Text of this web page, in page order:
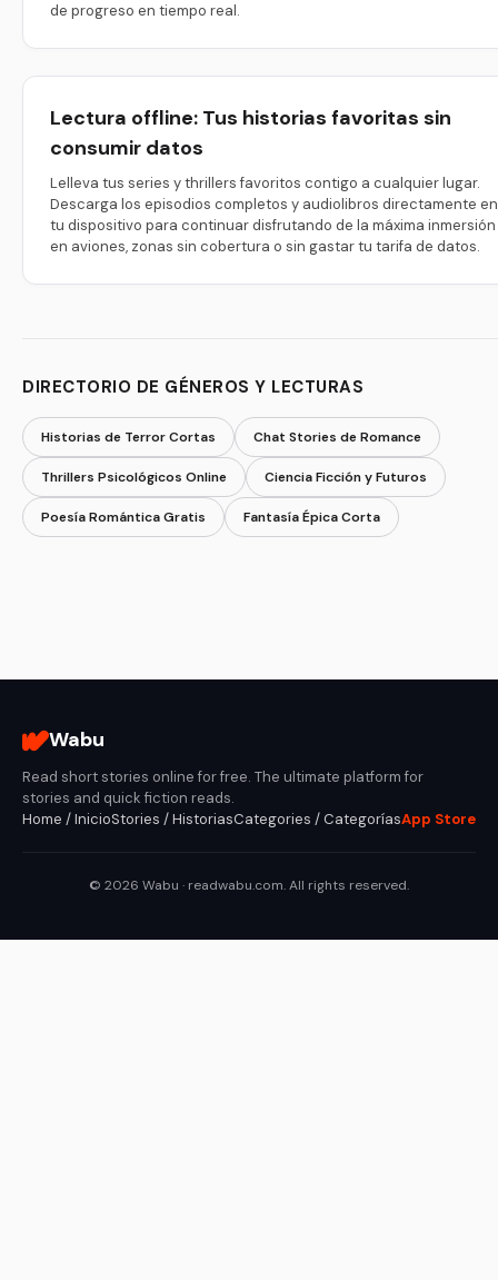
de progreso en tiempo real.
Lectura offline: Tus historias favoritas sin
consumir datos
Lelleva tus series y thrillers favoritos contigo a cualquier lugar.
Descarga los episodios completos y audiolibros directamente en
tu dispositivo para continuar disfrutando de la máxima inmersión
en aviones, zonas sin cobertura o sin gastar tu tarifa de datos.
DIRECTORIO DE GÉNEROS Y LECTURAS
Historias de Terror Cortas Chat Stories de Romance
Thrillers Psicológicos Online Ciencia Ficción y Futuros
Poesía Romántica Gratis Fantasía Épica Corta
Wabu
Read short stories online for free. The ultimate platform for
stories and quick fiction reads.
Home / InicioStories / HistoriasCategories / CategoríasApp Store
© 2026 Wabu · readwabu.com. All rights reserved.